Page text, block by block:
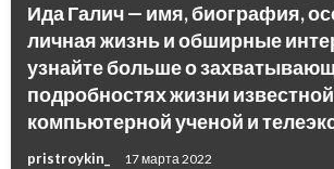
Ида Галич — имя, биография,
личная жизнь и обширные
узнайте больше о
подробностях жизни известной
компьютерной ученой и
pristroykin_ 17 марта 2022